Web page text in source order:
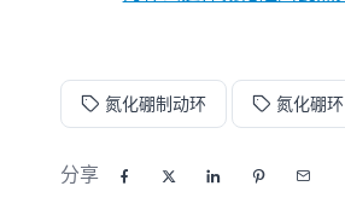
氮化硼制动环 氮化硼环
分享